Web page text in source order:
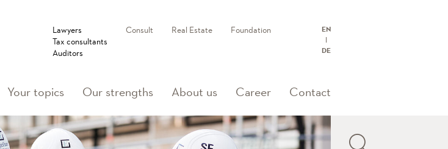
Lawyers
Tax consultants
Auditors
Consult Real Estate Foundation EN
DE
Your topics Our strengths About us Career Contact